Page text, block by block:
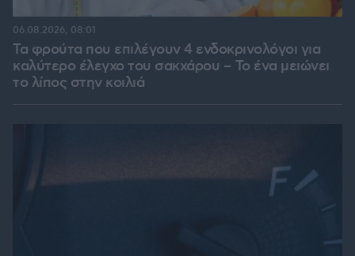
Τα φρούτα που επιλέγουν 4 ενδοκρινολόγοι για
καλύτερο έλεγχο του σακχάρου – Το ένα μειώνει
το λίπος στην κοιλιά
06.08.2026, 08:01